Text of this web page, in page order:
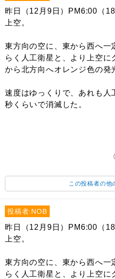
昨日（12月9日）PM6:00（
上空。
東方向の空に、東から西へ一
らく人工衛星と、より上空に
から北方向へオレンジ色の発
速度はゆっくりで、あれも人
秒くらいで消滅した。
この投稿者の他
投稿者:NOB
昨日（12月9日）PM6:00（
上空。
東方向の空に、東から西へ一
らく人工衛星と、より上空に